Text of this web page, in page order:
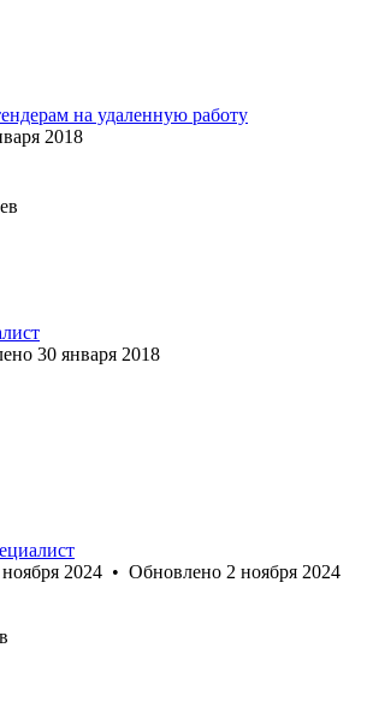
на удаленную работу
2018
30 января 2018
2024 • Обновлено 2 ноября 2024